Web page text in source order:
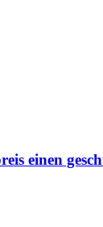
einen